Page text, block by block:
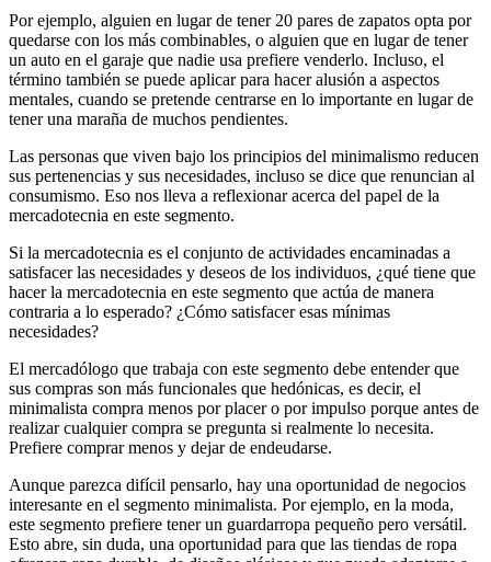
Por ejemplo, alguien en lugar de tener 20 pares de zapatos opta por
quedarse con los más combinables, o alguien que en lugar de tener
un auto en el garaje que nadie usa prefiere venderlo. Incluso, el
término también se puede aplicar para hacer alusión a aspectos
mentales, cuando se pretende centrarse en lo importante en lugar de
tener una maraña de muchos pendientes.
Las personas que viven bajo los principios del minimalismo reducen
sus pertenencias y sus necesidades, incluso se dice que renuncian al
consumismo. Eso nos lleva a reflexionar acerca del papel de la
mercadotecnia en este segmento.
Si la mercadotecnia es el conjunto de actividades encaminadas a
satisfacer las necesidades y deseos de los individuos, ¿qué tiene que
hacer la mercadotecnia en este segmento que actúa de manera
contraria a lo esperado? ¿Cómo satisfacer esas mínimas
necesidades?
El mercadólogo que trabaja con este segmento debe entender que
sus compras son más funcionales que hedónicas, es decir, el
minimalista compra menos por placer o por impulso porque antes de
realizar cualquier compra se pregunta si realmente lo necesita.
Prefiere comprar menos y dejar de endeudarse.
Aunque parezca difícil pensarlo, hay una oportunidad de negocios
interesante en el segmento minimalista. Por ejemplo, en la moda,
este segmento prefiere tener un guardarropa pequeño pero versátil.
Esto abre, sin duda, una oportunidad para que las tiendas de ropa